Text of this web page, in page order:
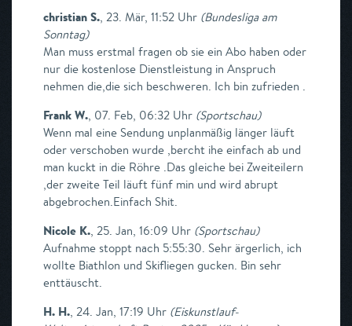
christian S., 23. Mär, 11:52 Uhr (Bundesliga am
Sonntag)
Man muss erstmal fragen ob sie ein Abo haben oder
nur die kostenlose Dienstleistung in Anspruch
nehmen die,die sich beschweren. Ich bin zufrieden .
Frank W., 07. Feb, 06:32 Uhr (Sportschau)
Wenn mal eine Sendung unplanmäßig länger läuft
oder verschoben wurde ,bercht ihe einfach ab und
man kuckt in die Röhre .Das gleiche bei Zweiteilern
,der zweite Teil läuft fünf min und wird abrupt
abgebrochen.Einfach Shit.
Nicole K., 25. Jan, 16:09 Uhr (Sportschau)
Aufnahme stoppt nach 5:55:30. Sehr ärgerlich, ich
wollte Biathlon und Skifliegen gucken. Bin sehr
enttäuscht.
H. H., 24. Jan, 17:19 Uhr (Eiskunstlauf-